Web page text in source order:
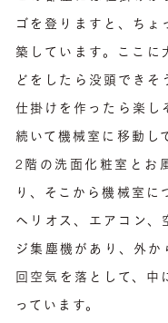
ゴを登りますと、ちょ
築しています。ここに
どをしたら没頭できそ
仕掛けを作ったら楽し
続いて機械室に移動し
2階の洗面化粧室とお
り、そこから機械室に
ヘリオス、エアコン、
ジ集塵機があり、外か
回空気を落として、
っています。